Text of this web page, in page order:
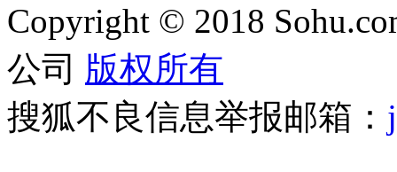
Copyright © 2018
公司 版权所有
搜狐不良信息举报邮箱：